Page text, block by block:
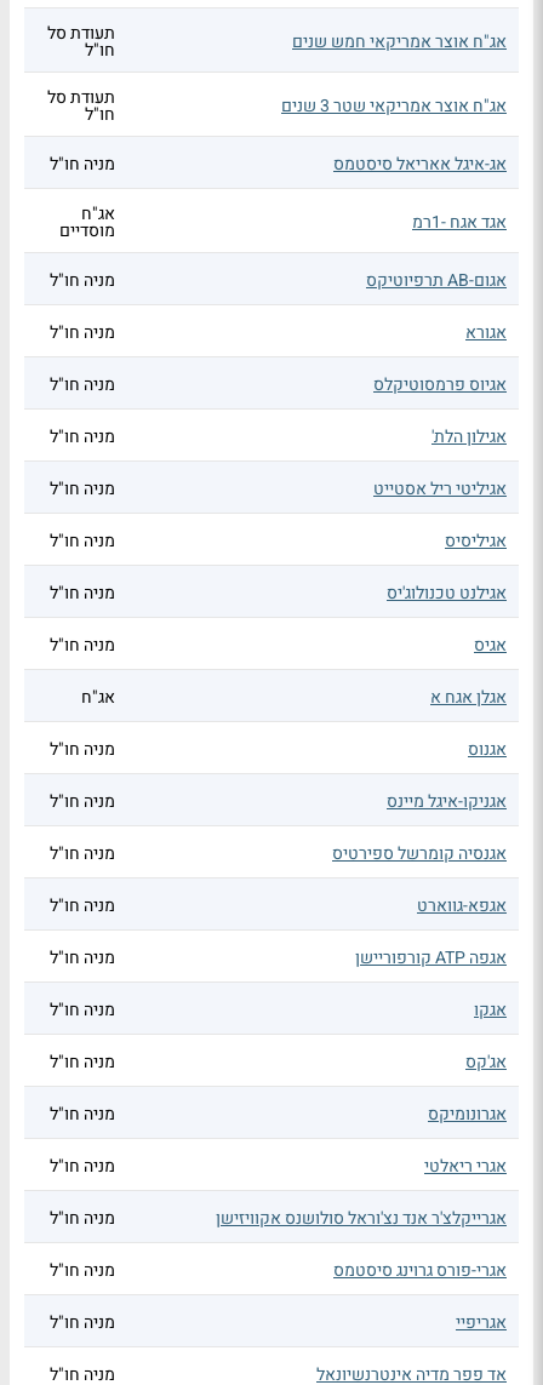
אג"ח אוצר אמריקאי חמש שנים תעודת סל
חו"ל
אג"ח אוצר אמריקאי שטר 3 שנים תעודת סל
חו"ל
אג-איגל אאריאל סיסטמס
מניה חו"ל
אגד אגח -1רמ אג"ח
מוסדיים
אגום-AB תרפיוטיקס
מניה חו"ל
אגורא מניה חו"ל
אגיוס פרמסוטיקלס מניה חו"ל
אגילון הלת' מניה חו"ל
אגיליטי ריל אסטייט מניה חו"ל
אגיליסיס מניה חו"ל
אגילנט טכנולוג'יס מניה חו"ל
אגיס מניה חו"ל
אגלן אגח א אג"ח
אגנוס מניה חו"ל
אגניקו-איגל מיינס מניה חו"ל
אגנסיה קומרשל ספירטיס מניה חו"ל
אגפא-גווארט מניה חו"ל
אגפה ATP קורפוריישן מניה חו"ל
אגקו מניה חו"ל
אג'קס מניה חו"ל
אגרונומיקס מניה חו"ל
אגרי ריאלטי מניה חו"ל
אגרייקלצ'ר אנד נצ'וראל סולושנס אקוויזישן מניה חו"ל
אגרי-פורס גרוינג סיסטמס מניה חו"ל
אגריפיי מניה חו"ל
אד פפר מדיה אינטרנשיונאל מניה חו"ל